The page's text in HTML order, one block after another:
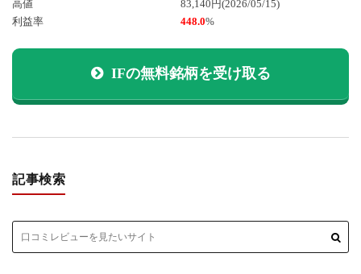
高値
83,140円(2026/05/15)
利益率
448.0%
IFの無料銘柄を受け取る
記事検索